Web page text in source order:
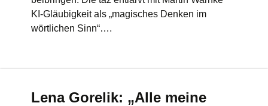
KI-Gläubigkeit als „magisches Denken im
wörtlichen Sinn“….
Lena Gorelik: „Alle meine